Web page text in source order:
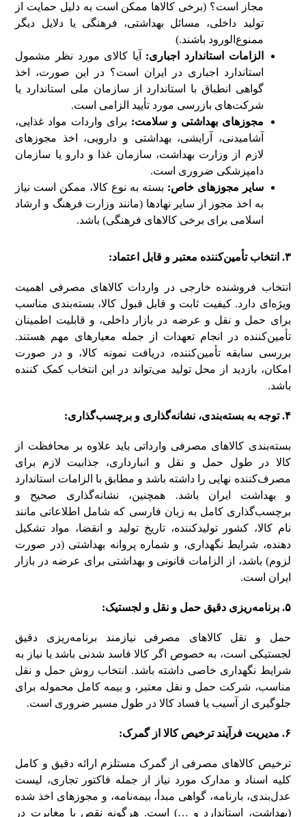
مجاز است؟ (برخی کالاها ممکن است به دلیل حمایت از
تولید داخلی، مسائل بهداشتی، فرهنگی یا دلایل دیگر
ممنوع‌الورود باشند.)
الزامات استاندارد اجباری: آیا کالای مورد نظر مشمول
استاندارد اجباری در ایران است؟ در این صورت، اخذ
گواهی انطباق با استاندارد از سازمان ملی استاندارد یا
شرکت‌های بازرسی مورد تأیید الزامی است.
مجوزهای بهداشتی و سلامت: برای واردات مواد غذایی،
آشامیدنی، آرایشی، بهداشتی و دارویی، اخذ مجوزهای
لازم از وزارت بهداشت، سازمان غذا و دارو یا سازمان
دامپزشکی ضروری است.
سایر مجوزهای خاص: بسته به نوع کالا، ممکن است نیاز
به اخذ مجوز از سایر نهادها (مانند وزارت فرهنگ و ارشاد
اسلامی برای برخی کالاهای فرهنگی) باشد.
۳. انتخاب تأمین‌کننده معتبر و قابل اعتماد:
انتخاب فروشنده خارجی در واردات کالاهای مصرفی اهمیت
ویژه‌ای دارد. کیفیت ثابت و قابل قبول کالا، بسته‌بندی مناسب
برای حمل و نقل و عرضه در بازار داخلی، و قابلیت اطمینان
تأمین‌کننده در انجام تعهدات از جمله معیارهای مهم هستند.
بررسی سابقه تأمین‌کننده، دریافت نمونه کالا، و در صورت
امکان، بازدید از محل تولید می‌تواند در این انتخاب کمک کننده
باشد.
۴. توجه به بسته‌بندی، نشانه‌گذاری و برچسب‌گذاری:
بسته‌بندی کالاهای مصرفی وارداتی باید علاوه بر محافظت از
کالا در طول حمل و نقل و انبارداری، جذابیت لازم برای
مصرف‌کننده نهایی را داشته باشد و مطابق با الزامات استاندارد
و بهداشت ایران باشد. همچنین، نشانه‌گذاری صحیح و
برچسب‌گذاری کامل به زبان فارسی که شامل اطلاعاتی مانند
نام کالا، کشور تولیدکننده، تاریخ تولید و انقضا، مواد تشکیل
دهنده، شرایط نگهداری، و شماره پروانه بهداشتی (در صورت
لزوم) باشد، از الزامات قانونی و بهداشتی برای عرضه در بازار
ایران است.
۵. برنامه‌ریزی دقیق حمل و نقل و لجستیک:
حمل و نقل کالاهای مصرفی نیازمند برنامه‌ریزی دقیق
لجستیکی است، به خصوص اگر کالا فاسد شدنی باشد یا نیاز به
شرایط نگهداری خاصی داشته باشد. انتخاب روش حمل و نقل
مناسب، شرکت حمل و نقل معتبر، و بیمه کامل محموله برای
جلوگیری از آسیب یا فساد کالا در طول مسیر ضروری است.
۶. مدیریت فرآیند ترخیص کالا از گمرک:
ترخیص کالاهای مصرفی از گمرک مستلزم ارائه دقیق و کامل
کلیه اسناد و مدارک مورد نیاز از جمله فاکتور تجاری، لیست
عدل‌بندی، بارنامه، گواهی مبدأ، بیمه‌نامه، و مجوزهای اخذ شده
(بهداشت، استاندارد و …) است. هرگونه نقص یا مغایرت در